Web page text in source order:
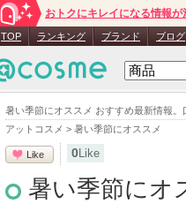
暑い季節にオススメ おすすめ最新情報。
アットコスメ > 暑い季節にオススメ
おトクにキレイになる情報が
TOP ランキング ブランド ブログ
Like 0Like
暑い季節にオ